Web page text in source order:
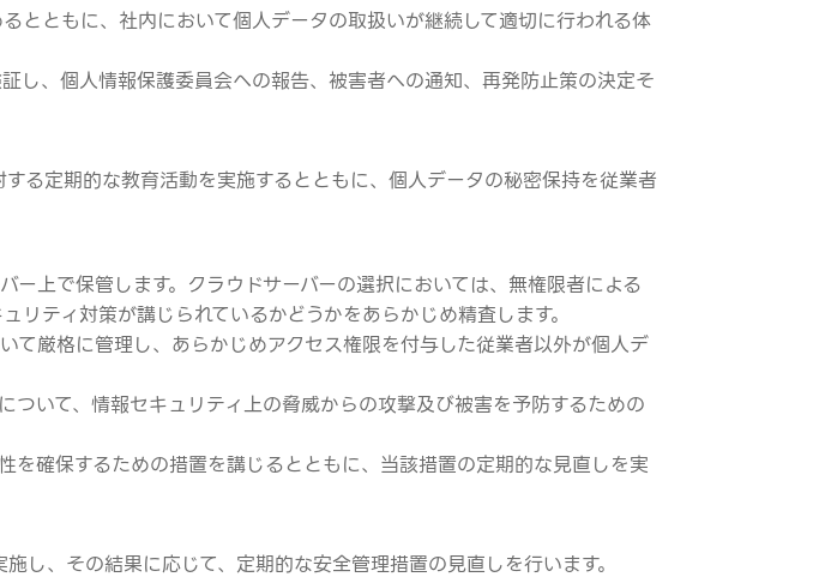
とともに、社内において個人データの取扱いが継続して適切に行われる体
し、個人情報保護委員会への報告、被害者への通知、再発防止策の決定そ
る定期的な教育活動を実施するとともに、個人データの秘密保持を従業者
上で保管します。クラウドサーバーの選択においては、無権限者による
ティ対策が講じられているかどうかをあらかじめ精査します。
て厳格に管理し、あらかじめアクセス権限を付与した従業者以外が個人デ
ついて、情報セキュリティ上の脅威からの攻撃及び被害を予防するための
を確保するための措置を講じるとともに、当該措置の定期的な見直しを実
し、その結果に応じて、定期的な安全管理措置の見直しを行います。